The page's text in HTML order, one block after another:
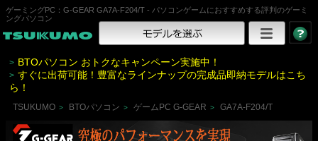
ゲーミングPC：G-GEAR GA7A-F204/T - パソコンゲームにおすすめする評判のゲーミ
ングパソコン
> BTOパソコン おトクなキャンペーン実施中！
> すぐに出荷可能！豊富なラインナップの完成品即納モデルはこち
ら！
TSUKUMO > BTOパソコン > ゲームPC G-GEAR > GA7A-F204/T